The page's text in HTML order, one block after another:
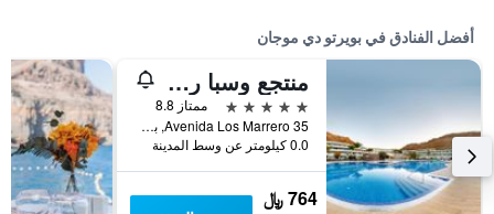
أفضل الفنادق في بويرتو دي موجان
منتجع وسبا راديسون بلو، غران كناريا موغان
5 نجوم
ممتاز 8.8
Avenida Los Marrero 35, بويرتو دي موجان, كناريا الكبرى, أسبانيا
0.0 كيلومتر عن وسط المدينة
764 ﷼